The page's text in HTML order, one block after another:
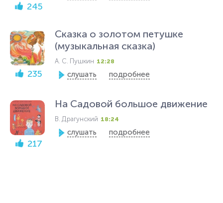
245
235
Сказка о золотом петушке
(музыкальная сказка)
А. С. Пушкин 12:28
слушать подробнее
217
На Садовой большое движение
В. Драгунский 18:24
слушать подробнее